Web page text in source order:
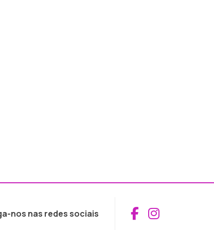
nos nas redes sociais Aceder ao
Aceder